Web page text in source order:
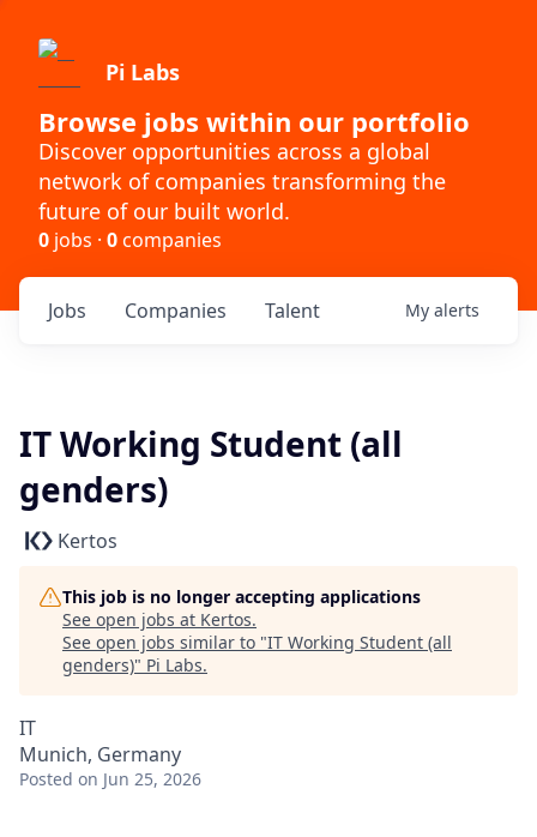
Pi Labs
Browse jobs within our portfolio
Discover opportunities across a global
network of companies transforming the
future of our built world.
0 jobs · 0companies
Jobs Companies Talent My alerts
IT Working Student (all
genders)
Kertos
This job is no longer accepting applications
See open jobs at Kertos.
See open jobs similar to "IT Working Student (all
genders)" Pi Labs.
IT
Munich, Germany
Posted on Jun 25, 2026